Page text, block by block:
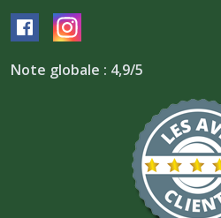
Note globale : 4,9/5